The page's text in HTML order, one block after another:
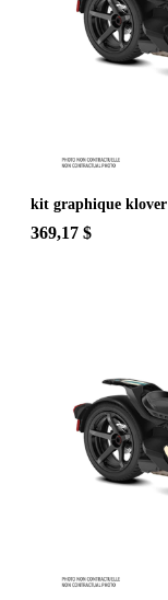
kit graphique
369,17 $